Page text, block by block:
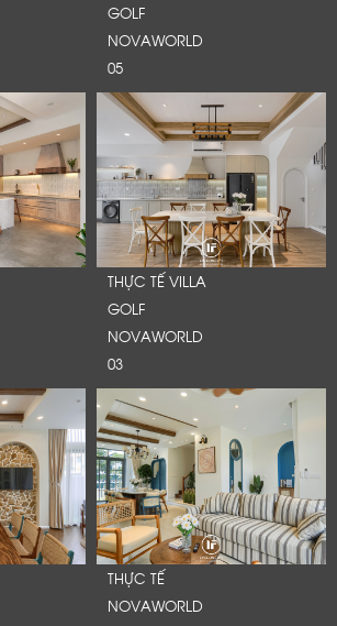
GOLF
NOVAWORLD
05
THỰC TẾ VILLA
GOLF
NOVAWORLD
03
THỰC TẾ
NOVAWORLD
LỜI CẢM ƠN